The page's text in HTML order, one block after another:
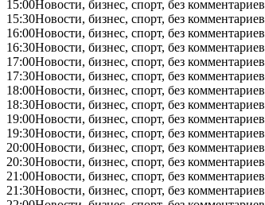
15:00Новости, бизнес, спорт, без комментариев
15:30Новости, бизнес, спорт, без комментариев
16:00Новости, бизнес, спорт, без комментариев
16:30Новости, бизнес, спорт, без комментариев
17:00Новости, бизнес, спорт, без комментариев
17:30Новости, бизнес, спорт, без комментариев
18:00Новости, бизнес, спорт, без комментариев
18:30Новости, бизнес, спорт, без комментариев
19:00Новости, бизнес, спорт, без комментариев
19:30Новости, бизнес, спорт, без комментариев
20:00Новости, бизнес, спорт, без комментариев
20:30Новости, бизнес, спорт, без комментариев
21:00Новости, бизнес, спорт, без комментариев
21:30Новости, бизнес, спорт, без комментариев